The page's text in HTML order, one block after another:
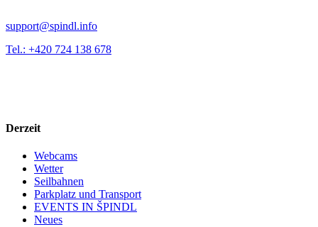
support@spindl.info
Tel.: +420 724 138 678
Derzeit
Webcams
Wetter
Seilbahnen
Parkplatz und Transport
EVENTS IN ŠPINDL
Neues